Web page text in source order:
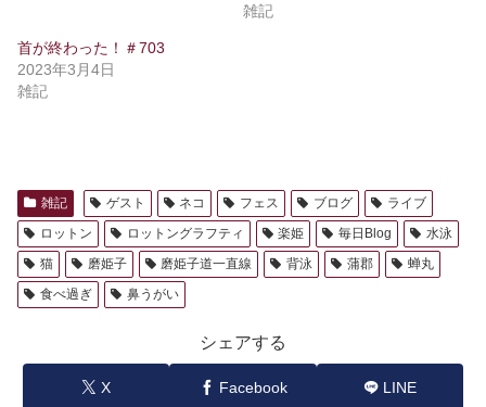
雑記
首が終わった！＃703
2023年3月4日
雑記
雑記 ゲスト ネコ フェス ブログ
ライブ
ロットン
ロットングラフティ 楽姫 毎日Blog
水泳
猫
磨姫子 磨姫子道一直線 背泳 蒲郡
蝉丸
食べ過ぎ
鼻うがい
シェアする
X Facebook LINE